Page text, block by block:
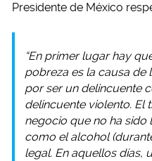
Presidente de México
“En primer lugar hay
pobreza es la causa de
por ser un delincuente
delincuente violento. El
negocio que no ha sido
como el alcohol
legal. En aquellos días,